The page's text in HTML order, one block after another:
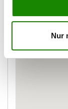
Nur
Karte